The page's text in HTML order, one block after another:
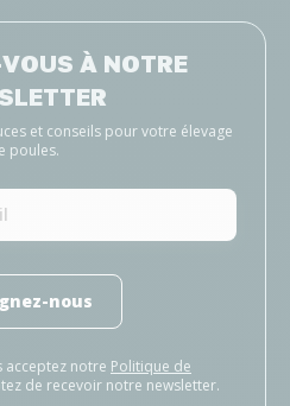
À NOTRE
et conseils pour votre élevage
poules.
nous
acceptez notre Politique de
de recevoir notre newsletter.